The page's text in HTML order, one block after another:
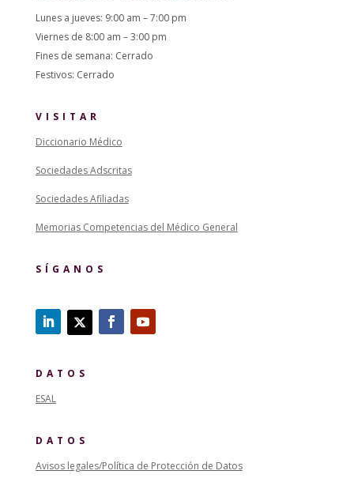
Lunes a jueves: 9:00 am – 7:00 pm
Viernes de 8:00 am – 3:00 pm
Fines de semana: Cerrado
Festivos: Cerrado
VISITAR
Diccionario Médico
Sociedades Adscritas
Sociedades Afiliadas
Memorias Competencias del Médico General
SÍGANOS
DATOS
ESAL
DATOS
Avisos legales/Política de Protección de Datos